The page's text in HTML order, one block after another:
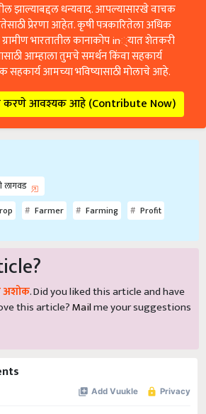
झाल्याबद्दल धन्यवाद. आपल्यासारखे वाचक
प्रेरणा आहेत. कृषी पत्रकारितेला अधिक
भारतातील कानाकोप in्यात शेतकरी
आम्हाला तुमचे समर्थन किंवा सहकार्य
आमच्या भविष्यासाठी मोलाचे आहे.
करणे आवश्यक आहे (Contribute Now)
लागवड
Farmer Farming Profit
अशोक. Did you liked this article and have
this article?Mailme your suggestions